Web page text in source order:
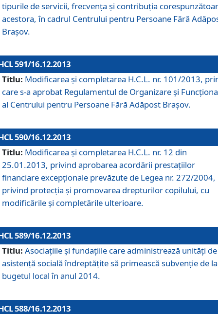
tipurile de servicii, frecvenţa şi contribuţia
acestora, în cadrul Centrului pentru Persoane Fără
Braşov.
591/16.12.2013
Titlu: Modificarea şi completarea H.C.L. nr. 101/2013,
care s-a aprobat Regulamentul de Organizare şi
al Centrului pentru Persoane Fără Adăpost Braşov.
590/16.12.2013
Titlu: Modificarea şi completarea H.C.L. nr. 12 din
25.01.2013, privind aprobarea acordării prestaţiilor
financiare excepţionale prevăzute de Legea nr. 272/2004,
privind protecţia şi promovarea drepturilor copilului, cu
modificările şi completările ulterioare.
589/16.12.2013
Titlu: Asociaţiile şi fundaţiile care administrează unităţi de
asistenţă socială îndreptăţite să primească subvenţie de la
bugetul local în anul 2014.
588/16.12.2013